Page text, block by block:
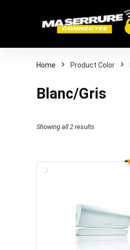
Home Product Color
Blanc/Gris
Showing all 2 results